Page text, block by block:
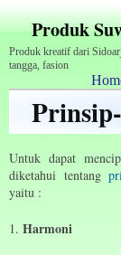
Produk
Produk kreatif dari
tangga, fasion
Untuk dapat
diketahui tentang
yaitu :
1. Harmoni